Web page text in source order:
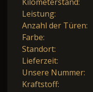
Leistung:
Anzahl der Türen:
Farbe:
Standort:
Lieferzeit:
Unsere Nummer:
Kraftstoff: